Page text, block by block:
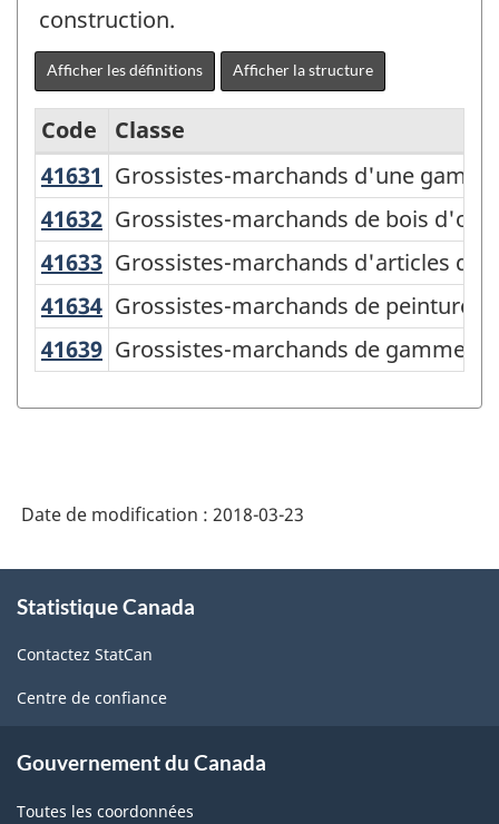
construction.
Afficher les définitions Afficher la structure
Système
de
classification
des
industries
de
l'Amérique
(SCIAN)
version
1.0
-
de
la
Code
Classe
41631 Grossistes-marchands d'une
Grossistes-marchands d'une
41632 Grossistes-marchands de bois
Grossistes-marchands de bois
41633 Grossistes-marchands d'articles
Grossistes-marchands d'articles de
41634 Grossistes-marchands de
Grossistes-marchands de
41639 Grossistes-marchands de
Grossistes-marchands de gammes
Date de modification : 2018-03-23
propos
ce
site
Statistique Canada
Contactez StatCan
Centre de confiance
Gouvernement du Canada
Toutes les coordonnées